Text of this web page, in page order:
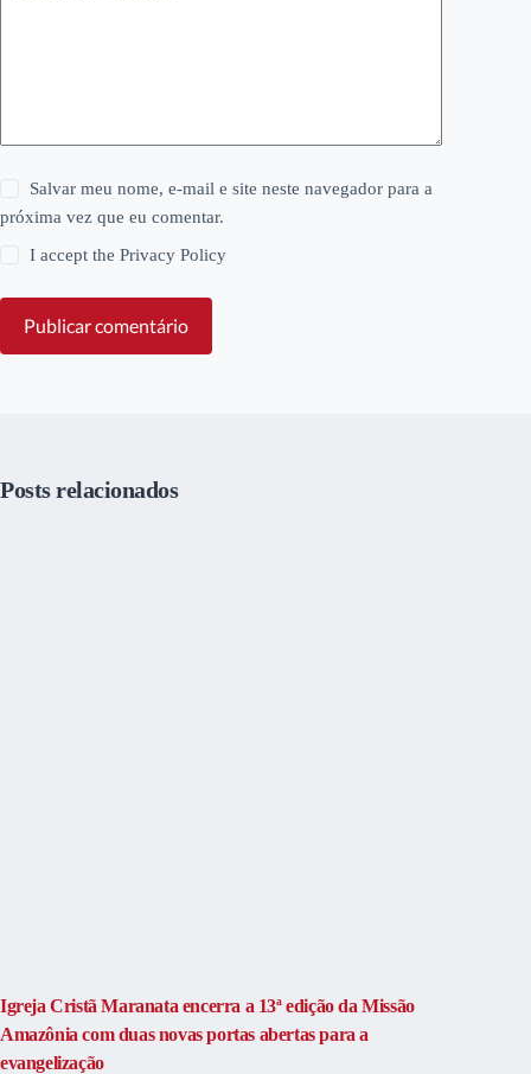
Salvar meu nome, e-mail e site neste navegador para a
próxima vez que eu comentar.
I accept thePrivacy Policy
Publicar comentário
Posts relacionados
Igreja Cristã Maranata encerra a 13ª edição da Missão
Amazônia com duas novas portas abertas para a
evangelização